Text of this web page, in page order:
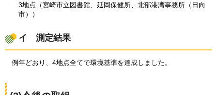
3地点（宮崎市立図書館、延岡保健所、北部港湾事務所（日向
市））
イ 測定結果
例年どおり、4地点全てで環境基準を達成しました。